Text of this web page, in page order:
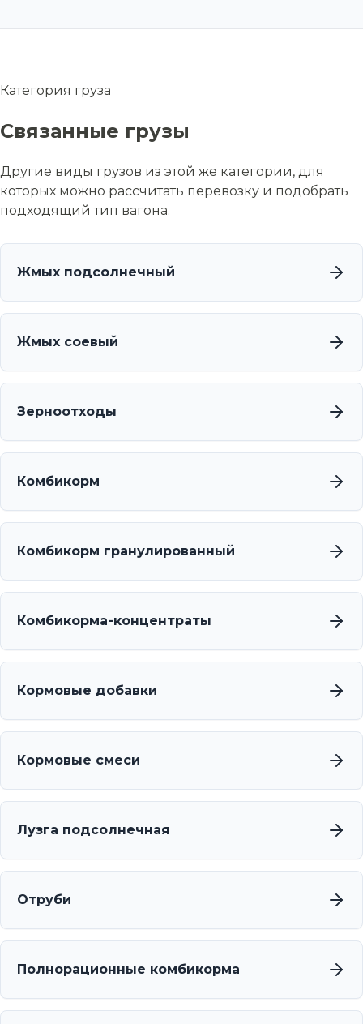
Категория груза
Связанные грузы
Другие виды грузов из этой же категории, для
которых можно рассчитать перевозку и подобрать
подходящий тип вагона.
Жмых подсолнечный
Жмых соевый
Зерноотходы
Комбикорм
Комбикорм гранулированный
Комбикорма-концентраты
Кормовые добавки
Кормовые смеси
Лузга подсолнечная
Отруби
Полнорационные комбикорма